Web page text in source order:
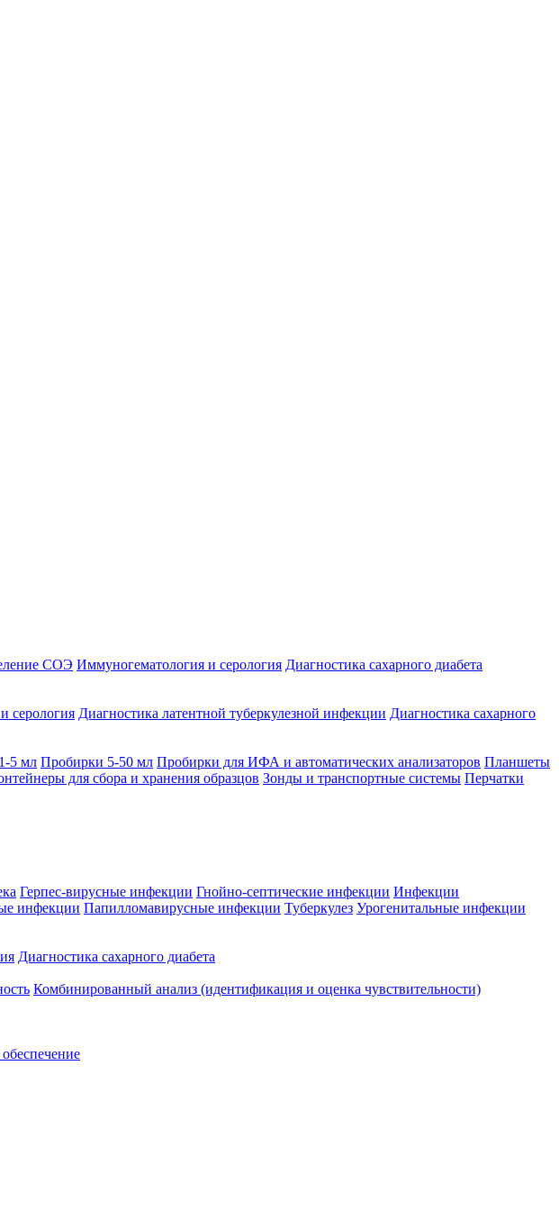
СОЭ Иммуногематология и серология Диагностика сахарного диабета
серология Диагностика латентной туберкулезной инфекции Диагностика сахарного
5 мл Пробирки 5-50 мл Пробирки для ИФА и автоматических анализаторов Планшеты
для сбора и хранения образцов Зонды и транспортные системы Перчатки
Герпес-вирусные инфекции Гнойно-септические инфекции Инфекции
инфекции Папилломавирусные инфекции Туберкулез Урогенитальные инфекции
Диагностика сахарного диабета
Комбинированный анализ (идентификация и оценка чувствительности)